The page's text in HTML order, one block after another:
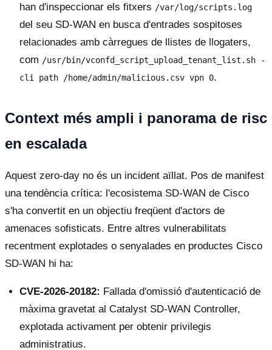
han d'inspeccionar els fitxers /var/log/scripts.log
del seu SD-WAN en busca d'entrades sospitoses
relacionades amb càrregues de llistes de llogaters,
com /usr/bin/vconfd_script_upload_tenant_list.sh -
cli path /home/admin/malicious.csv vpn 0.
Context més ampli i panorama de risc
en escalada
Aquest zero-day no és un incident aïllat. Pos de manifest
una tendència crítica: l'ecosistema SD-WAN de Cisco
s'ha convertit en un objectiu freqüent d'actors de
amenaces sofisticats. Entre altres vulnerabilitats
recentment explotades o senyalades en productes Cisco
SD-WAN hi ha:
CVE-2026-20182: Fallada d'omissió d'autenticació de
màxima gravetat al Catalyst SD-WAN Controller,
explotada activament per obtenir privilegis
administratius.